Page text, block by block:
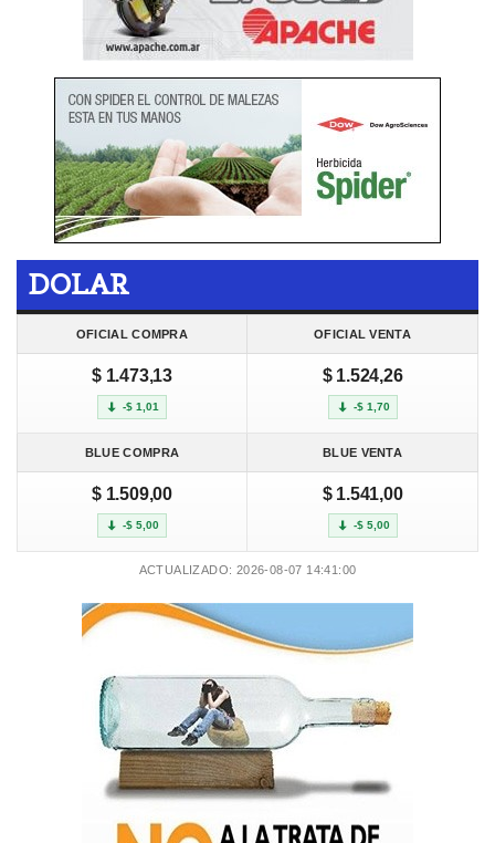
DOLAR
OFICIAL COMPRA OFICIAL VENTA
$ 1.473,13
-$ 1,01
$ 1.524,26
-$ 1,70
BLUE COMPRA BLUE VENTA
$ 1.509,00
-$ 5,00
$ 1.541,00
-$ 5,00
ACTUALIZADO: 2026-08-07 14:41:00